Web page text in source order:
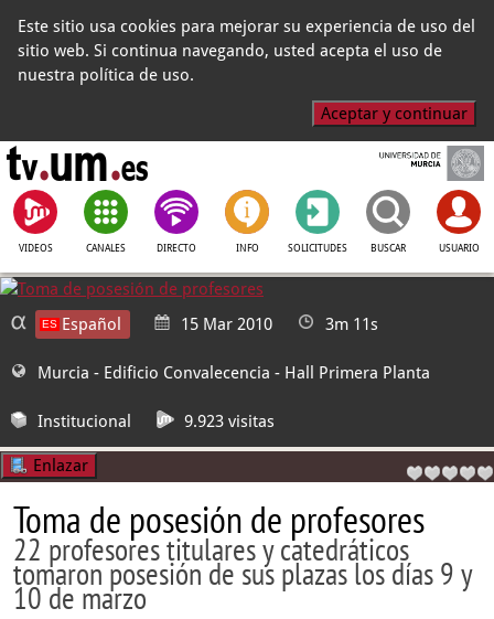
Este sitio usa cookies para mejorar su experiencia de uso del
sitio web. Si continua navegando, usted acepta el uso de
nuestra política de uso.
Aceptar y continuar
VIDEOS CANALES DIRECTO INFO SOLICITUDES BUSCAR USUARIO
Español 15 Mar 2010 3m 11s
Murcia - Edificio Convalecencia - Hall Primera Planta
Institucional 9.923 visitas
Enlazar
Toma de posesión de profesores
22 profesores titulares y catedráticos
tomaron posesión de sus plazas los días 9 y
10 de marzo